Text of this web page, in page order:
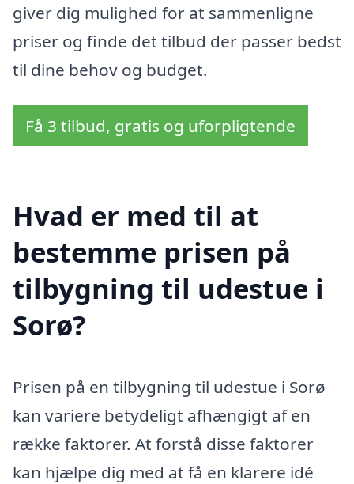
giver dig mulighed for at sammenligne
priser og finde det tilbud der passer bedst
til dine behov og budget.
Få 3 tilbud, gratis og uforpligtende
Hvad er med til at
bestemme prisen på
tilbygning til udestue i
Sorø?
Prisen på en tilbygning til udestue i Sorø
kan variere betydeligt afhængigt af en
række faktorer. At forstå disse faktorer
kan hjælpe dig med at få en klarere idé